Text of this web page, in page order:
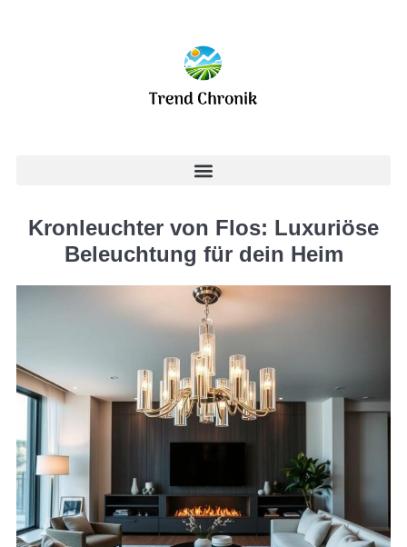
Kronleuchter von Flos: Luxuriöse
Beleuchtung für dein Heim